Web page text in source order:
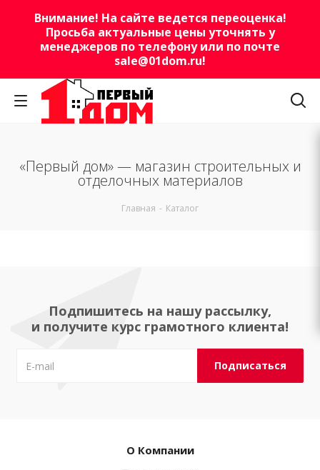
Внимание! На сайте ведется переоценка!
Просьба актуальные цены уточнять у
менеджеров по телефону или по почте
sale@01dom.ru!
«Первый дом» — магазин строительных и
отделочных материалов
Главная - Каталог
Подпишитесь на нашу рассылку,
и получите курс грамотного клиента!
О Компании